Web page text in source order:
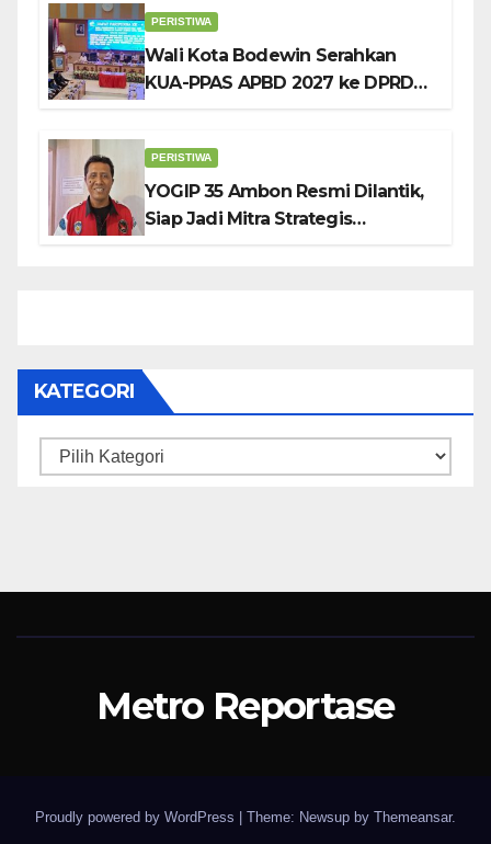
PERISTIWA
Wali Kota Bodewin Serahkan
KUA-PPAS APBD 2027 ke DPRD
PERISTIWA
YOGIP 35 Ambon Resmi Dilantik,
Siap Jadi Mitra Strategis
KATEGORI
Kategori
Metro Reportase
Proudly powered by WordPress Theme: Newsup by Themeansar.